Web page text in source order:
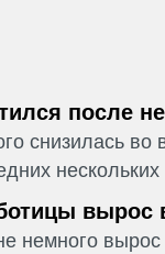
после
снизилась во
вырос
немного